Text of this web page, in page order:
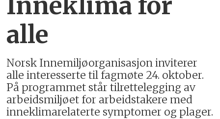
alle
Norsk Inne­miljø­organisasjon in­vi­te­rer
alle in­ter­es­ser­te til fag­møte 24. ok­to­ber.
På pro­gram­met står til­rette­leg­ging av
ar­beids­mil­jø­et for ar­beids­ta­ke­re med
inne­kli­ma­re­la­ter­te symp­to­mer og pla­ger.